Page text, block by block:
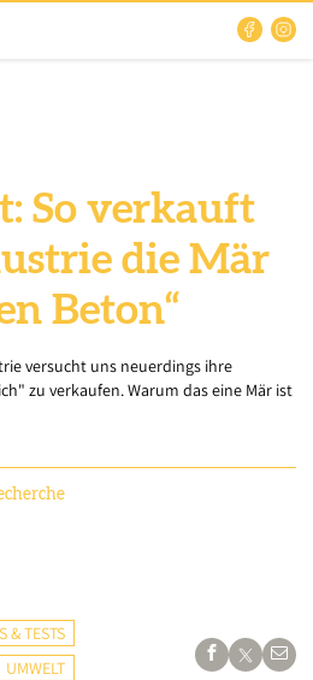
So verkauft
die Mär
Beton“
versucht uns neuerdings ihre
zu verkaufen. Warum das eine Mär ist
& TESTS
UMWELT